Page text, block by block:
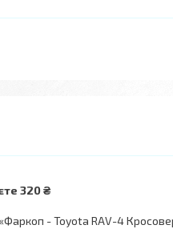
320 ₴
- Toyota RAV-4